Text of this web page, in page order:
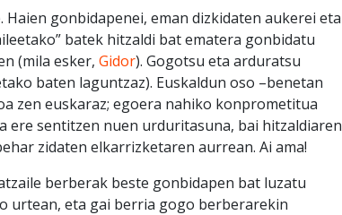
gonbidapenei, eman dizkidaten aukerei eta
batek hitzaldi bat ematera gonbidatu
(mila esker, Gidor). Gogotsu eta arduratsu
baten laguntzaz). Euskaldun oso –benetan
zen euskaraz; egoera nahiko konprometitua
sentitzen nuen urduritasuna, bai hitzaldiaren
zidaten elkarrizketaren aurrean. Ai ama!
berberak beste gonbidapen bat luzatu
urtean, eta gai berria gogo berberarekin